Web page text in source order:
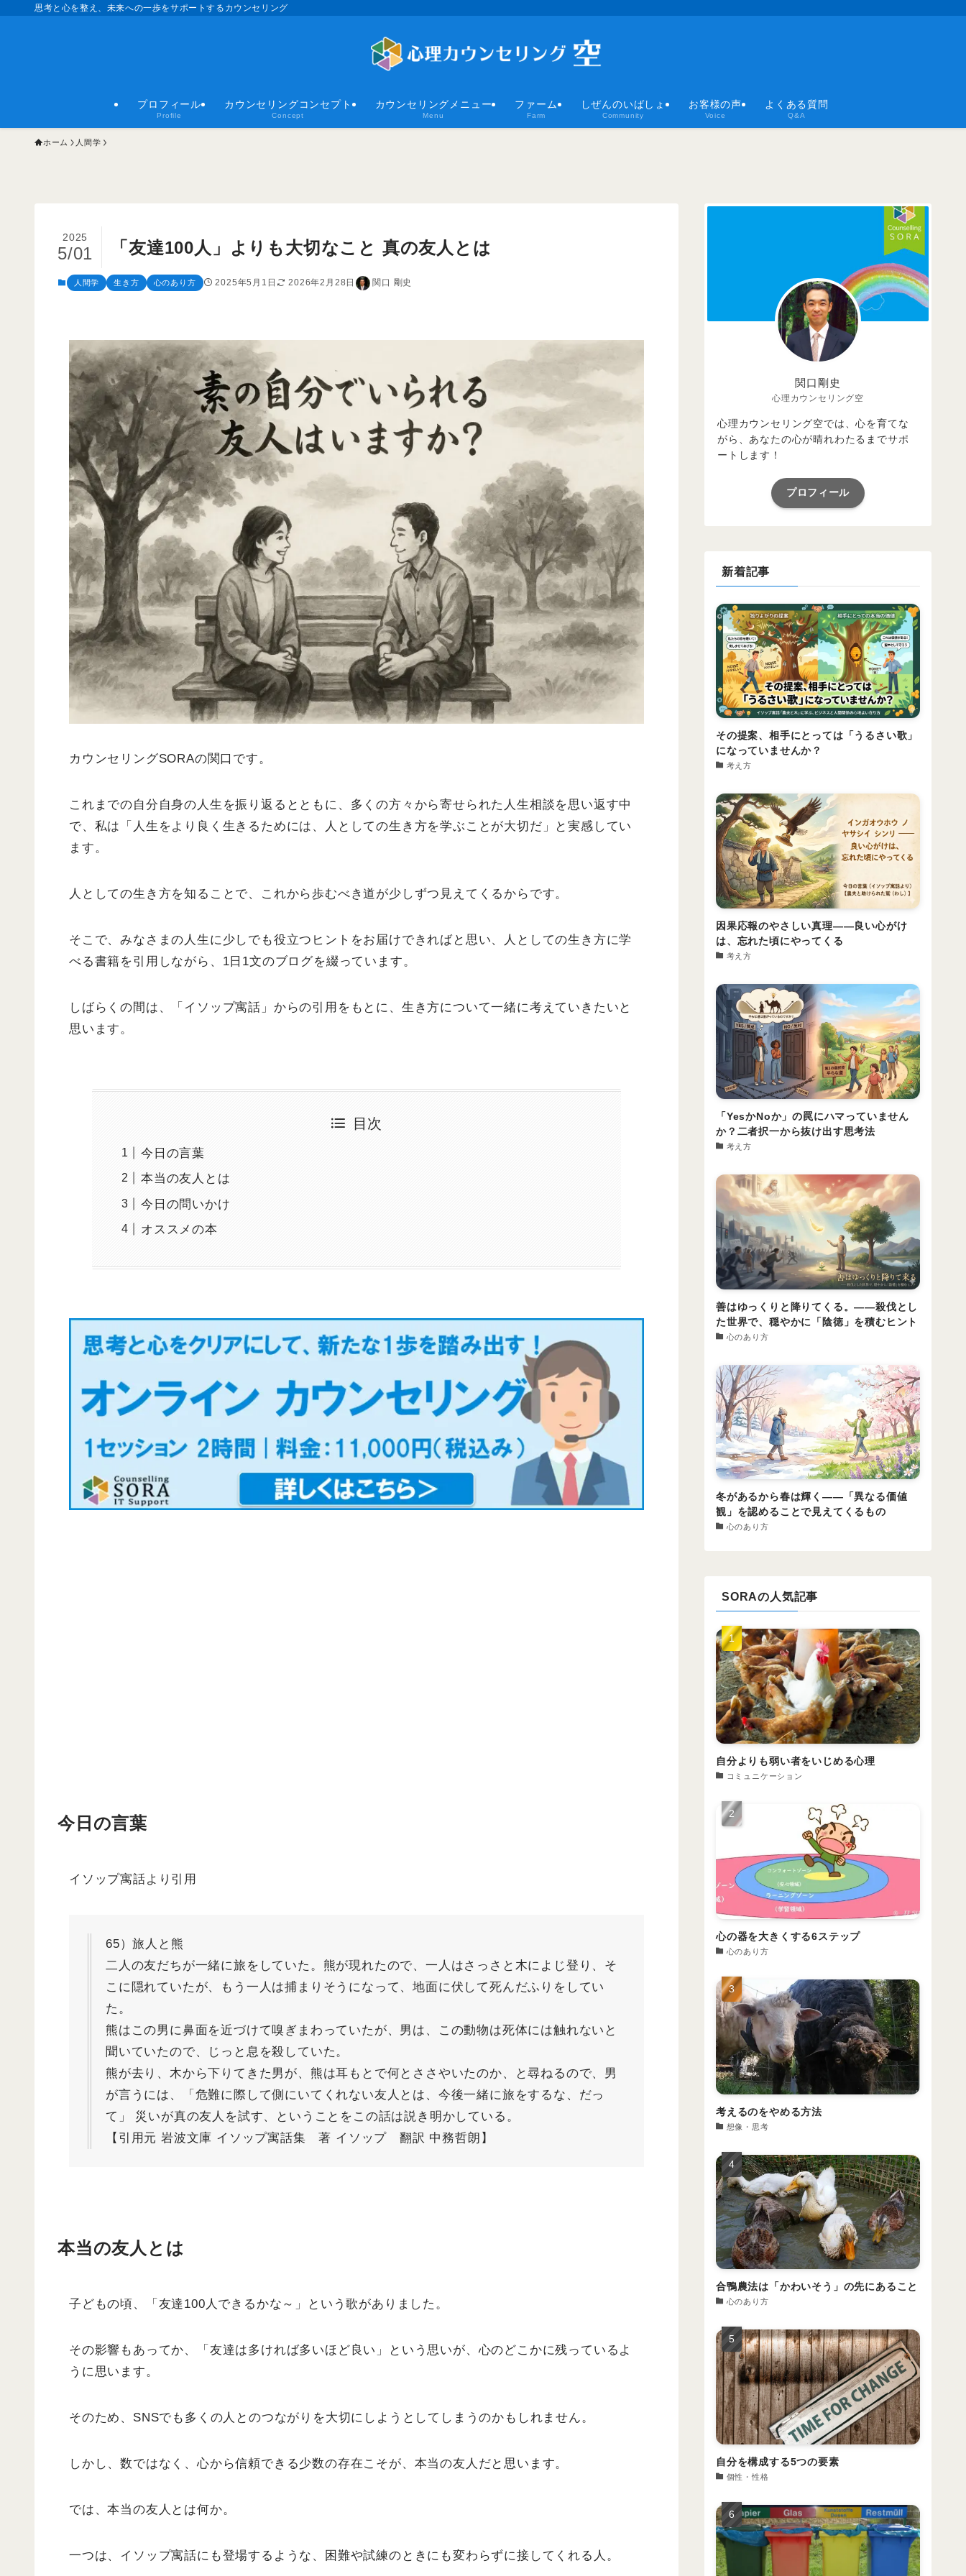
思考と心を整え、未来への一歩をサポートするカウンセリング
プロフィール
Profile
カウンセリングコンセプト
Concept
カウンセリングメニュー
Menu
ファーム
Farm
しぜんのいばしょ
Community
お客様の声
Voice
よくある質問
Q&A
ホーム 人間学
「友達100人」よりも大切なこと 真の友人とは
2025
5/01
人間学 生き方 心のあり方 2025年5月1日 2026年2月28日 関口 剛史
カウンセリングSORAの関口です。
これまでの自分自身の人生を振り返るとともに、多くの方々から寄せられた人生相談を思い返す中
で、私は「人生をより良く生きるためには、人としての生き方を学ぶことが大切だ」と実感してい
ます。
人としての生き方を知ることで、これから歩むべき道が少しずつ見えてくるからです。
そこで、みなさまの人生に少しでも役立つヒントをお届けできればと思い、人としての生き方に学
べる書籍を引用しながら、1日1文のブログを綴っています。
しばらくの間は、「イソップ寓話」からの引用をもとに、生き方について一緒に考えていきたいと
思います。
目次
今日の言葉
本当の友人とは
今日の問いかけ
オススメの本
今日の言葉
イソップ寓話より引用
65）旅人と熊
二人の友だちが一緒に旅をしていた。熊が現れたので、一人はさっさと木によじ登り、そ
こに隠れていたが、もう一人は捕まりそうになって、地面に伏して死んだふりをしてい
た。
熊はこの男に鼻面を近づけて嗅ぎまわっていたが、男は、この動物は死体には触れないと
聞いていたので、じっと息を殺していた。
熊が去り、木から下りてきた男が、熊は耳もとで何とささやいたのか、と尋ねるので、男
が言うには、「危難に際して側にいてくれない友人とは、今後一緒に旅をするな、だっ
て」 災いが真の友人を試す、ということをこの話は説き明かしている。
【引用元 岩波文庫 イソップ寓話集 著 イソップ 翻訳 中務哲朗】
本当の友人とは
子どもの頃、「友達100人できるかな～」という歌がありました。
その影響もあってか、「友達は多ければ多いほど良い」という思いが、心のどこかに残っているよ
うに思います。
そのため、SNSでも多くの人とのつながりを大切にしようとしてしまうのかもしれません。
しかし、数ではなく、心から信頼できる少数の存在こそが、本当の友人だと思います。
では、本当の友人とは何か。
一つは、イソップ寓話にも登場するような、困難や試練のときにも変わらずに接してくれる人。
関口剛史
心理カウンセリング空
心理カウンセリング空では、心を育てな
がら、あなたの心が晴れわたるまでサポ
ートします！
プロフィール
新着記事
その提案、相手にとっては「うるさい歌」
になっていませんか？
考え方
因果応報のやさしい真理――良い心がけ
は、忘れた頃にやってくる
考え方
「YesかNoか」の罠にハマっていません
か？二者択一から抜け出す思考法
考え方
善はゆっくりと降りてくる。――殺伐とし
た世界で、穏やかに「陰徳」を積むヒント
心のあり方
冬があるから春は輝く――「異なる価値
観」を認めることで見えてくるもの
心のあり方
SORAの人気記事
自分よりも弱い者をいじめる心理
コミュニケーション
心の器を大きくする6ステップ
心のあり方
考えるのをやめる方法
想像・思考
合鴨農法は「かわいそう」の先にあること
心のあり方
自分を構成する5つの要素
個性・性格